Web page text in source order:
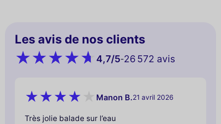
Les avis de nos clients
4,7/5-26 572 avis
Manon B.21 avril 2026
Très jolie balade sur l’eau